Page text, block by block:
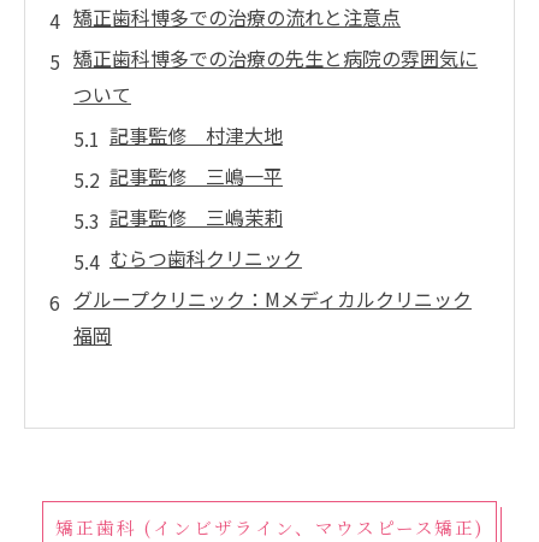
矯正歯科博多での治療の流れと注意点
矯正歯科博多での治療の先生と病院の雰囲気に
ついて
記事監修 村津大地
記事監修 三嶋一平
記事監修 三嶋茉莉
むらつ歯科クリニック
グループクリニック：Mメディカルクリニック
福岡
矯正歯科 (インビザライン、マウスピース矯正)